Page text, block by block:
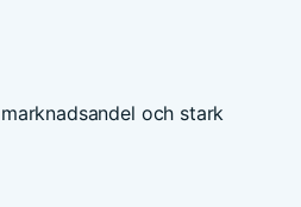
och stark